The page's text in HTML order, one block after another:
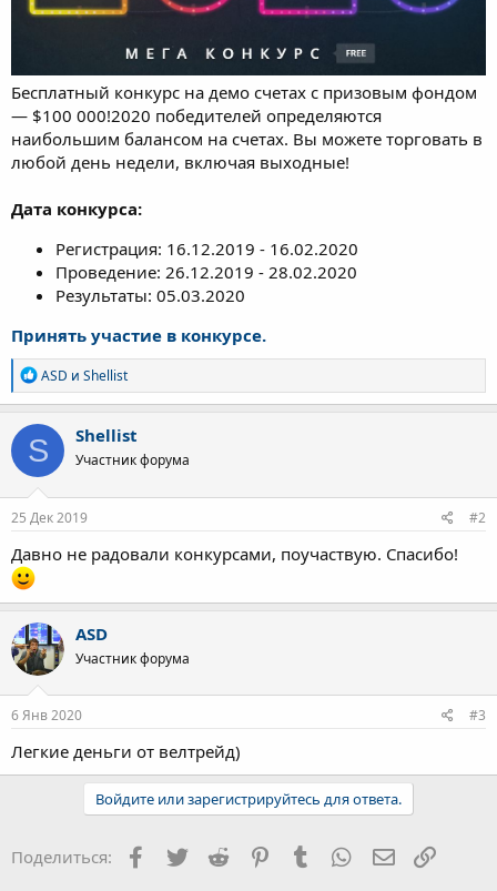
Бесплатный конкурс на демо счетах с призовым фондом
— $100 000!2020 победителей определяются
наибольшим балансом на счетах. Вы можете торговать в
любой день недели, включая выходные!
Дата конкурса:
Регистрация: 16.12.2019 - 16.02.2020
Проведение: 26.12.2019 - 28.02.2020
Результаты: 05.03.2020
Принять участие в конкурсе.
Р
е
а
к
ц
и
и
:
ASD и Shellist
S Shellist
Участник форума
25 Дек 2019 #2
Давно не радовали конкурсами, поучаствую. Спасибо!
ASD
Участник форума
6 Янв 2020 #3
Легкие деньги от велтрейд)
Войдите или зарегистрируйтесь для ответа.
Поделиться: Facebook
Twitter Reddit PinterestTumblr WhatsApp